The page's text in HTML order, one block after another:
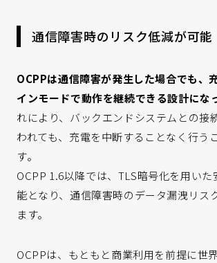
通信障害時のリスク低減が可能
OCPPは通信障害が発生した場合でも、
インモードで動作を継続できる設計にな
れにより、バックエンドシステムとの接
われても、充電を中断することなく行う
す。
OCPP 1.6以降では、TLS暗号化を用いた
能となり、通信障害時のデータ漏洩リス
ます。
OCPPは、もともと商業利用を前提に世